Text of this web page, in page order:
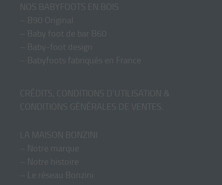
NOS BABYFOOTS EN BOIS
– B90 Original
– Baby foot de bar B60
– Baby-foot design
– Babyfoots fabriqués en France
CRÉDITS, CONDITIONS D'UTILISATION &
CONDITIONS GÉNÉRALES DE VENTES
LA MAISON BONZINI
– Notre marque
– Notre histoire
– Le réseau Bonzini